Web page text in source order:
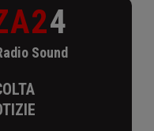
4
Sound